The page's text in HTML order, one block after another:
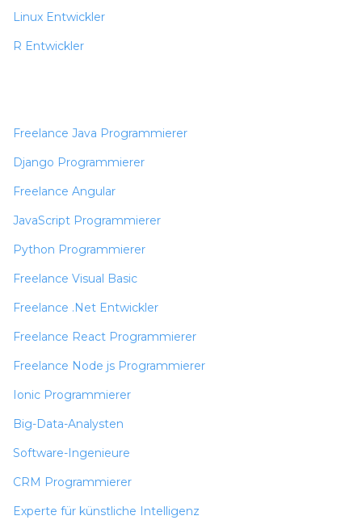
Linux Entwickler
R Entwickler
Freelance Java Programmierer
Django Programmierer
Freelance Angular
JavaScript Programmierer
Python Programmierer
Freelance Visual Basic
Freelance .Net Entwickler
Freelance React Programmierer
Freelance Node js Programmierer
Ionic Programmierer
Big-Data-Analysten
Software-Ingenieure
CRM Programmierer
Experte für künstliche Intelligenz